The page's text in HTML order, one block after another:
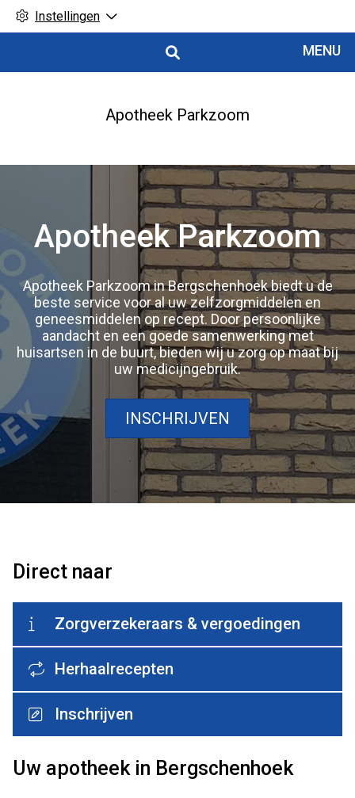
Instellingen
MENU
Apotheek Parkzoom
Apotheek
Parkzoom
Apotheek Parkzoom
Apotheek Parkzoom in Bergschenhoek biedt u de
beste service voor al uw zelfzorgmiddelen en
geneesmiddelen op recept. Door persoonlijke
aandacht en een goede samenwerking met
huisartsen in de buurt, bieden wij u zorg op maat bij
uw medicijngebruik.
INSCHRIJVEN
Uw apotheek in Bergschenhoek
Direct naar
Zorgverzekeraars & vergoedingen
Herhaalrecepten
Inschrijven